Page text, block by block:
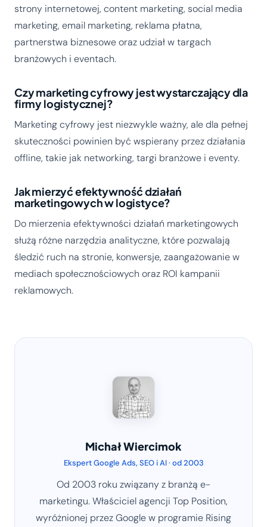
strony internetowej, content marketing, social media
marketing, email marketing, reklama płatna,
partnerstwa biznesowe oraz udział w targach
branżowych i eventach.
Czy marketing cyfrowy jest wystarczający dla
firmy logistycznej?
Marketing cyfrowy jest niezwykle ważny, ale dla pełnej
skuteczności powinien być wspierany przez działania
offline, takie jak networking, targi branżowe i eventy.
Jak mierzyć efektywność działań
marketingowych w logistyce?
Do mierzenia efektywności działań marketingowych
służą różne narzędzia analityczne, które pozwalają
śledzić ruch na stronie, konwersje, zaangażowanie w
mediach społecznościowych oraz ROI kampanii
reklamowych.
Michał Wiercimok
Ekspert Google Ads, SEO i AI · od 2003
Od 2003 roku związany z branżą e-
marketingu. Właściciel agencji Top Position,
wyróżnionej przez Google w programie Rising